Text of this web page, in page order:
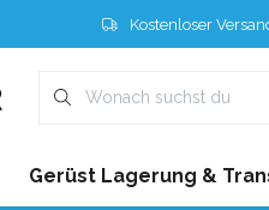
Kostenloser Versand
Gerüst Lagerung &